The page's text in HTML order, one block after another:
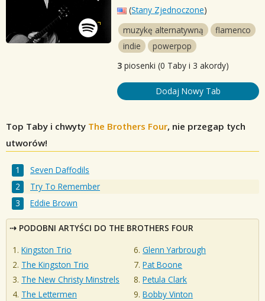
(Stany Zjednoczone)
muzykę alternatywną
flamenco
indie
powerpop
3 piosenki (0 Taby i 3 akordy)
Dodaj Nowy Tab
Top Taby i chwyty The Brothers Four, nie przegap tych
utworów!
Seven Daffodils
Try To Remember
Eddie Brown
PODOBNI ARTYŚCI DO THE BROTHERS FOUR
Kingston Trio
The Kingston Trio
The New Christy Minstrels
The Lettermen
Glenn Yarbrough
Pat Boone
Petula Clark
Bobby Vinton